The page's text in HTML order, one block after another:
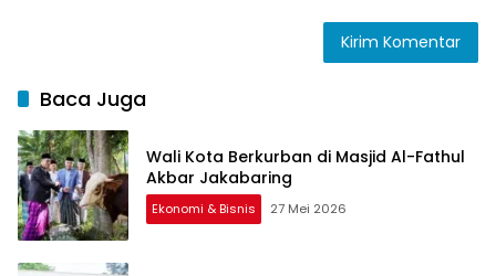
Baca Juga
Wali Kota Berkurban di Masjid Al-Fathul
Akbar Jakabaring
Ekonomi & Bisnis 27 Mei 2026